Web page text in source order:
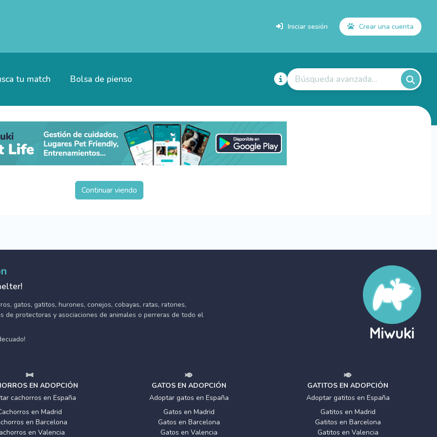
Iniciar sesión Crear una cuenta
tu match Bolsa de pienso Búsqueda avanzada...
Continuar viendo
gatos, gatitos, hurones, conejos, cobayas, ratas, ratones,
de protectoras y asociaciones de animales o perreras de todo el
EN ADOPCIÓN
cachorros en España
en Madrid
en Barcelona
en Valencia
GATOS EN ADOPCIÓN
Adoptar gatos en España
Gatos en Madrid
Gatos en Barcelona
Gatos en Valencia
GATITOS EN ADOPCIÓN
Adoptar gatitos en España
Gatitos en Madrid
Gatitos en Barcelona
Gatitos en Valencia